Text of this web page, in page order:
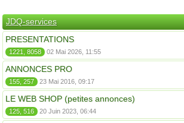
JDQ-services
PRESENTATIONS
1221, 8058 02 Mai 2026, 11:55
ANNONCES PRO
155, 257 23 Mai 2016, 09:17
LE WEB SHOP (petites annonces)
125, 516 20 Juin 2023, 06:44